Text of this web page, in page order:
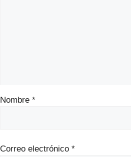
Nombre *
Correo electrónico *